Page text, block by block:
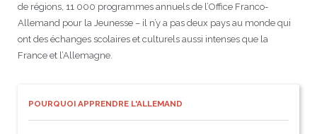
de régions, 11 000 programmes annuels de l’Office Franco-
Allemand pour la Jeunesse – il n’y a pas deux pays au monde qui
ont des échanges scolaires et culturels aussi intenses que la
France et l’Allemagne.
POURQUOI APPRENDRE L'ALLEMAND